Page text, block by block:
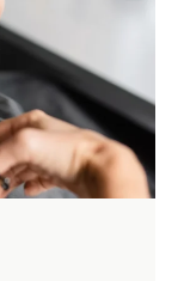
corte diseñado